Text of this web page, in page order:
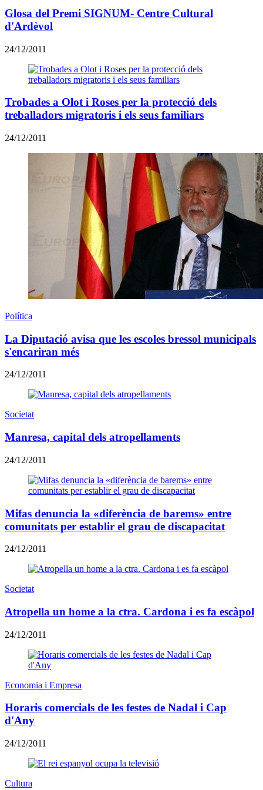
Glosa del Premi SIGNUM- Centre Cultural
d'Ardèvol
24/12/2011
Trobades a Olot i Roses per la protecció dels
treballadors migratoris i els seus familiars
24/12/2011
Política
La Diputació avisa que les escoles bressol municipals
s'encariran més
24/12/2011
Societat
Manresa, capital dels atropellaments
24/12/2011
Mifas denuncia la «diferència de barems» entre
comunitats per establir el grau de discapacitat
24/12/2011
Societat
Atropella un home a la ctra. Cardona i es fa escàpol
24/12/2011
Economia i Empresa
Horaris comercials de les festes de Nadal i Cap
d'Any
24/12/2011
Cultura